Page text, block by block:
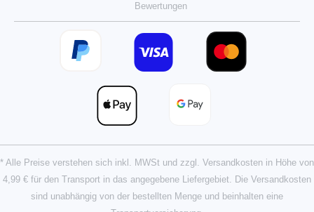
Bewertungen
* Alle Preise verstehen sich inkl. MWSt und zzgl. Versandkosten in Höhe von
4,99 € für den Transport in das angegebene Liefergebiet. Die Versandkosten
sind unabhängig von der bestellten Menge und beinhalten eine